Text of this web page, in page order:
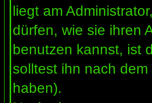
liegt am
dürfen, wie sie ihren
benutzen kannst, ist
solltest ihn nach
haben).